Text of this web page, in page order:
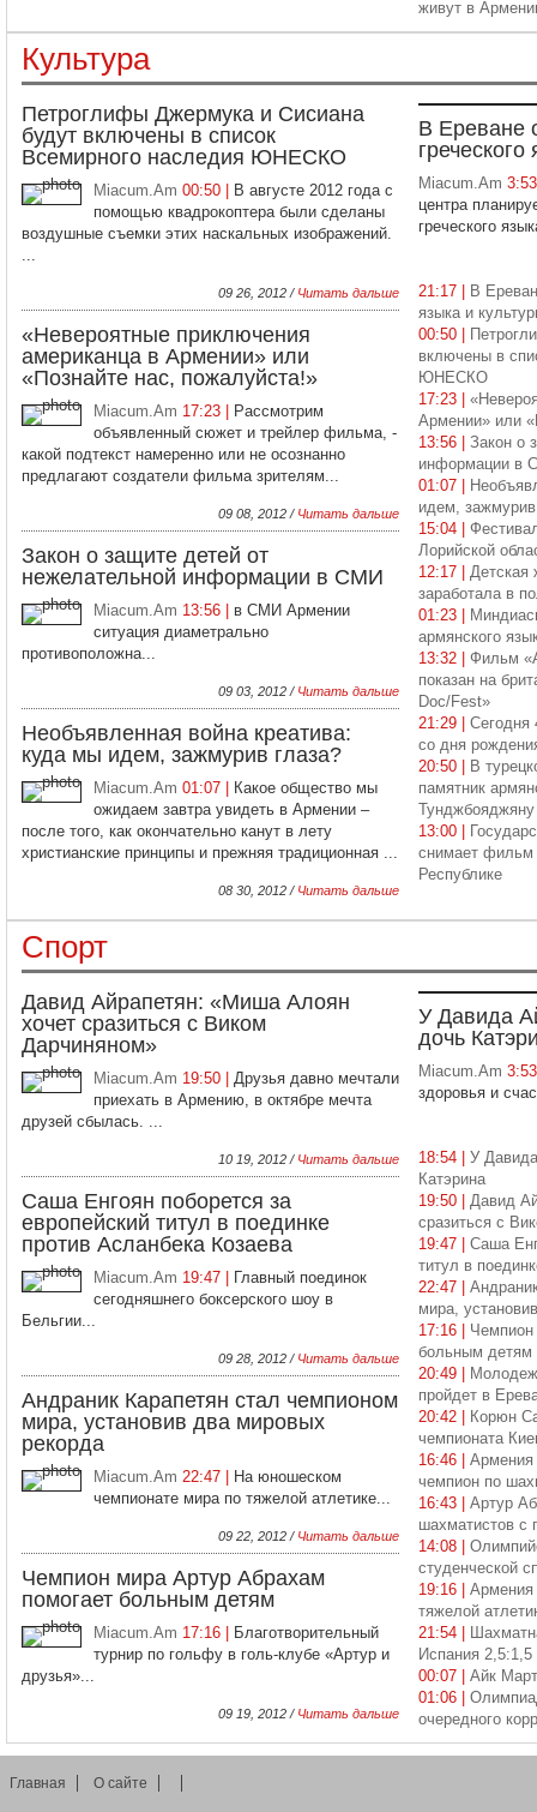
живут в
Культура
Петроглифы Джермука и Сисиана
будут включены в список
Всемирного наследия ЮНЕСКО
Miacum.Am 00:50 |
В августе 2012 года с
помощью квадрокоптера были сделаны
воздушные съемки этих наскальных изображений.
...
09 26, 2012 / Читать дальше
«Невероятные приключения
американца в Армении» или
«Познайте нас, пожалуйста!»
Miacum.Am 17:23 |
Рассмотрим
объявленный сюжет и трейлер фильма, -
какой подтекст намеренно или не осознанно
предлагают создатели фильма зрителям...
09 08, 2012 / Читать дальше
Закон о защите детей от
нежелательной информации в СМИ
Miacum.Am 13:56 | в СМИ Армении
ситуация диаметрально
противоположна...
09 03, 2012 / Читать дальше
Необъявленная война креатива:
куда мы идем, зажмурив глаза?
Miacum.Am 01:07 |
Какое общество мы
ожидаем завтра увидеть в Армении –
после того, как окончательно канут в лету
христианские принципы и прежняя традиционная ...
08 30, 2012 / Читать дальше
В Ереване
Miacum.Am
центра
греческого
21:17 |
В
языка и
00:50 |
включены в
ЮНЕСКО
17:23 |
Армении» или
13:56 | Закон о
информации в
01:07 |
идем, зажмурив
15:04 |
Лорийской
12:17 | Детская
заработала в
01:23 |
армянского
13:32 | Фильм
показан на
Doc/Fest»
21:29 | Сегодня
со дня
20:50 |
В
памятник
Тунджбояджяну
13:00 |
снимает фильм
Республике
Спорт
Давид Айрапетян: «Миша Алоян
хочет сразиться с Виком
Дарчиняном»
Miacum.Am 19:50 | Друзья давно мечтали
приехать в Армению, в октябре мечта
друзей сбылась. ...
10 19, 2012 / Читать дальше
Саша Енгоян поборется за
европейский титул в поединке
против Асланбека Козаева
Miacum.Am 19:47 |
Главный поединок
сегодняшнего боксерского шоу в
Бельгии...
09 28, 2012 / Читать дальше
Андраник Карапетян стал чемпионом
мира, установив два мировых
рекорда
Miacum.Am 22:47 |
На юношеском
чемпионате мира по тяжелой атлетике...
09 22, 2012 / Читать дальше
Чемпион мира Артур Абрахам
помогает больным детям
Miacum.Am 17:16 |
Благотворительный
турнир по гольфу в голь-клубе «Артур и
друзья»...
09 19, 2012 / Читать дальше
У Давида
дочь
Miacum.Am
здоровья и
18:54 | У
Катэрина
19:50 | Давид
сразиться с
19:47 | Саша
титул в
22:47 |
мира,
17:16 | Чемпион
больным детям
20:49 |
пройдет в
20:42 |
Корюн
чемпионата
16:46 | Армения
чемпион по
16:43 | Артур
шахматистов с
14:08 |
студенческой
19:16 | Армения
тяжелой
21:54 |
Испания 2,5:1,5
00:07 | Айк
01:06 |
очередного
Главная О сайте